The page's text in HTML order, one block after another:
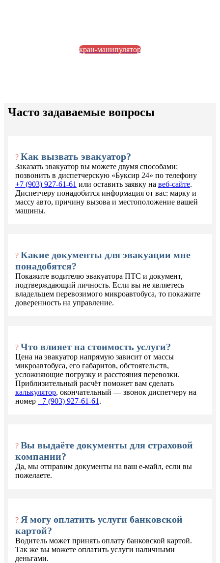
кран-манипулятор
Часто задаваемые вопросы
? Как вызвать эвакуатор?
Заказать эвакуатор вы можете двумя способами:
позвонить в диспетчерскую «Буксир 24» по телефону
+7 (903) 927-61-61 или оставить заявку на веб-сайте.
Диспетчеру понадобится информация от вас: марку и
массу авто, причину вызова и местоположение вашей
машины.
? Какие документы для эвакуации мне
понадобятся?
Покажите водителю эвакуатора ПТС и документ,
подтверждающий личность. Если вы не являетесь
владельцем перевозимого микроавтобуса, то покажите
доверенность на управление.
? Что влияет на стоимость услуги?
Цена на эвакуатор напрямую зависит от массы
микроавтобуса, его габаритов, обстоятельств,
усложняющие погрузку и расстояния перевозки.
Приблизительный расчёт поможет вам сделать
калькулятор, окончательный — звонок диспетчеру на
номер +7 (903) 927-61-61 .
? Вы выдаёте документы для страховой
компании?
Да, мы отправим документы на ваш е-майл, если вы
пожелаете.
? Я могу оплатить услуги банковской
картой?
Водитель может принять оплату банковской картой.
Так же вы можете оплатить услуги наличными
деньгами.